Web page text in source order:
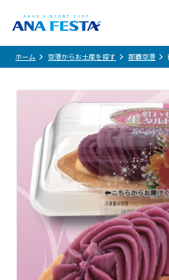
ホーム 空港からお土産を探す 那覇空港